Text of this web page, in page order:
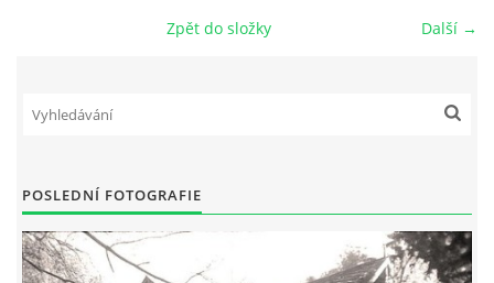
DŮL NA SLÍDU (NA KOLE)
tel. 773 916 275
info@domdej.cz
--------------------------------------------------------------
Další →
Zpět do složky
POSLEDNÍ FOTOGRAFIE